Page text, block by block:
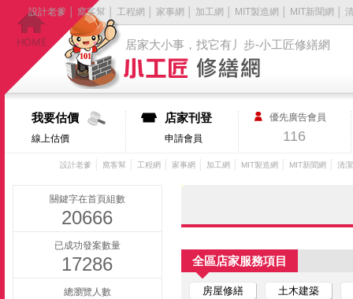
居家大小事，找它有丿步-小工匠修繕網
設計老爹 窩客幫 工程網 家事網 加工網 MIT製造網 MIT新聞網
我要估價
線上估價
店家刊登
申請會員
優先廣告會員
116
設計老爹 窩客幫 工程網 家事網 加工網 MIT製造網 MIT新聞網 清
關鍵字在首頁組數
20666
已成功發案數量
17286
總瀏覽人數
全區店家服務項目
房屋修繕 土木建築